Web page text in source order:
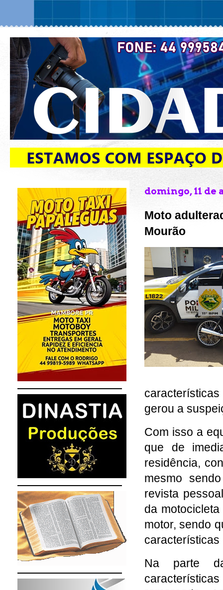
domingo, 11 de
Moto
Mourão
gerou a
Com isso a
que de
residência,
mesmo
revista
da
motor, sendo
características
Na parte